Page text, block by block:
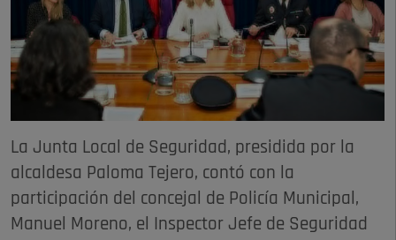
La Junta Local de Seguridad, presidida por la
alcaldesa Paloma Tejero, contó con la
participación del concejal de Policía Municipal,
Manuel Moreno, el Inspector Jefe de Seguridad